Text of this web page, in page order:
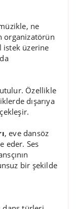
ne
organizatörün
istek üzerine
Özellikle
dışarıya
, eve dansöz
eder. Ses
bir şekilde